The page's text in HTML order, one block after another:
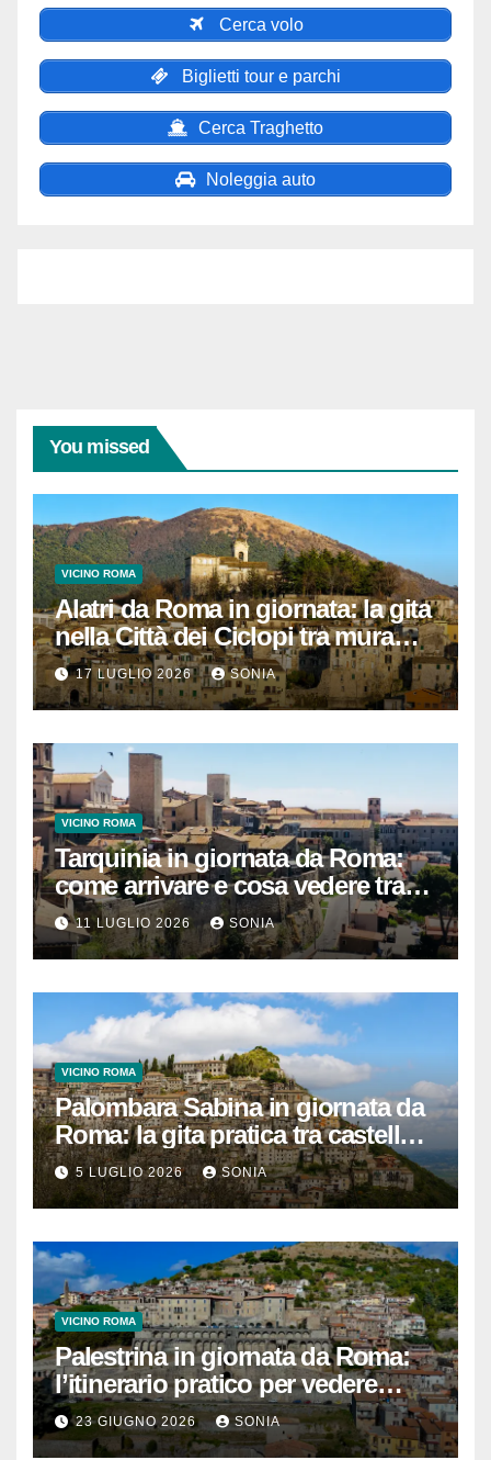
Cerca volo
Biglietti tour e parchi
Cerca Traghetto
Noleggia auto
You missed
VICINO ROMA
Alatri da Roma in giornata: la gita
nella Città dei Ciclopi tra mura
megalitiche, vicoli medievali e
panorami di Ciociaria
17 LUGLIO 2026 SONIA
VICINO ROMA
Tarquinia in giornata da Roma:
come arrivare e cosa vedere tra
necropoli etrusca, museo e
centro storico
11 LUGLIO 2026 SONIA
VICINO ROMA
Palombara Sabina in giornata da
Roma: la gita pratica tra castello,
vicoli e Terme di Cretone
5 LUGLIO 2026 SONIA
VICINO ROMA
Palestrina in giornata da Roma:
l’itinerario pratico per vedere
Santuario, Museo e centro
storico
23 GIUGNO 2026 SONIA